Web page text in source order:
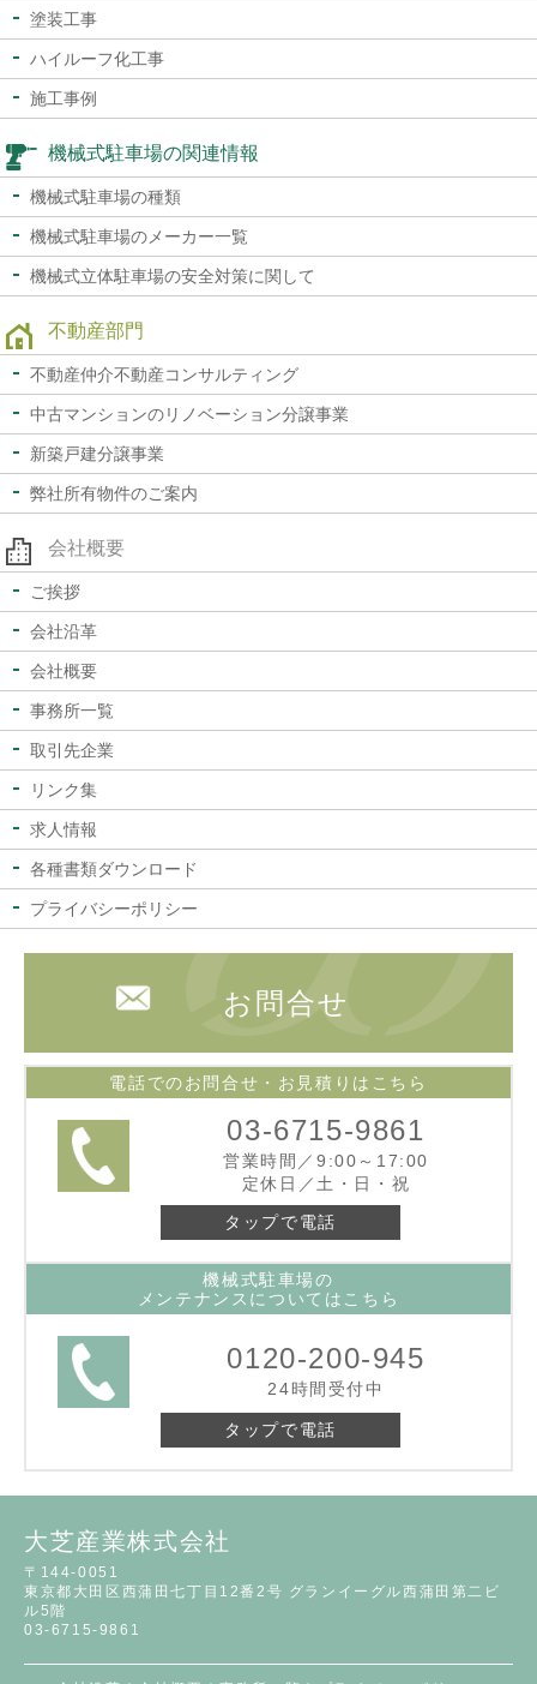
塗装工事
ハイルーフ化工事
施工事例
機械式駐車場の関連情報
機械式駐車場の種類
機械式駐車場のメーカー一覧
機械式立体駐車場の安全対策に関して
不動産部門
不動産仲介不動産コンサルティング
中古マンションのリノベーション分譲事業
新築戸建分譲事業
弊社所有物件のご案内
会社概要
ご挨拶
会社沿革
会社概要
事務所一覧
取引先企業
リンク集
求人情報
各種書類ダウンロード
プライバシーポリシー
お問合せ
電話でのお問合せ・お見積りはこちら
03-6715-9861
営業時間／9:00～17:00
定休日／土・日・祝
タップで電話
機械式駐車場の
メンテナンスについてはこちら
0120-200-945
24時間受付中
タップで電話
大芝産業株式会社
〒144-0051
東京都大田区西蒲田七丁目12番2号 グランイーグル西蒲田第二ビ
ル5階
03-6715-9861